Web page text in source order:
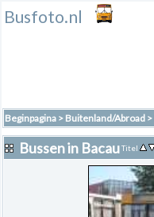
Busfoto.nl
Beginpagina > Buitenland/Abroad >
Bussen in BacauTitel